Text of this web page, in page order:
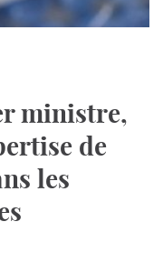
ministre,
de
les